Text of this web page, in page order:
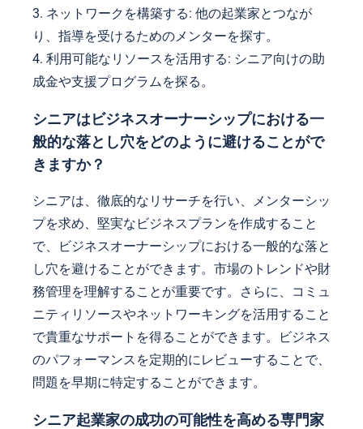
3. ネットワークを構築する: 他の起業家とつなが
り、指導を受けるためのメンターを探す。
4. 利用可能なリソースを活用する: シニア向けの助
成金や支援プログラムを探る。
シニアはビジネスオーナーシップにおける一
般的な落とし穴をどのように避けることがで
きますか？
シニアは、徹底的なリサーチを行い、メンターシッ
プを求め、堅実なビジネスプランを作成すること
で、ビジネスオーナーシップにおける一般的な落と
し穴を避けることができます。市場のトレンドや財
務管理を理解することが重要です。さらに、コミュ
ニティリソースやネットワーキングを活用すること
で貴重なサポートを得ることができます。ビジネス
のパフォーマンスを定期的にレビューすることで、
問題を早期に特定することができます。
シニア起業家の成功の可能性を高める専門家